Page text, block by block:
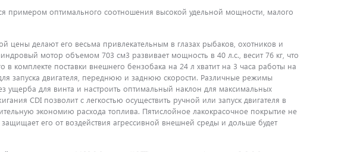
примером оптимального соотношения высокой удельной мощности, малого
делают его весьма привлекательным в глазах рыбаков, охотников и
мотор объемом 703 см3 развивает мощность в 40 л.с., весит 76 кг, что
комплекте поставки внешнего бензобака на 24 л хватит на 3 часа работы на
запуска двигателя, переднюю и заднюю скорости. Различные режимы
ущерба для винта и настроить оптимальный наклон для максимальных
CDI позволит с легкостью осуществить ручной или запуск двигателя в
экономию расхода топлива. Пятислойное лакокрасочное покрытие не
его от воздействия агрессивной внешней среды и дольше будет